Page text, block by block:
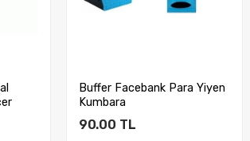
Buffer Facebank Para Yiyen
Kumbara
90.00 TL